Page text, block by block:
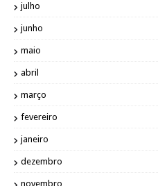
julho
junho
maio
abril
março
fevereiro
janeiro
dezembro
novembro